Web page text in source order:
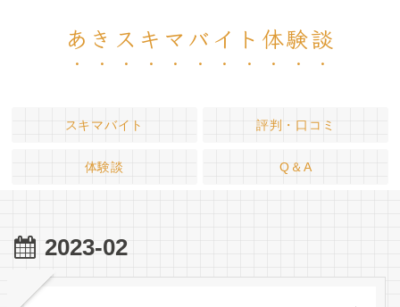
あきスキマバイト体験談
スキマバイト 評判・口コミ
体験談 Q＆A
2023-02